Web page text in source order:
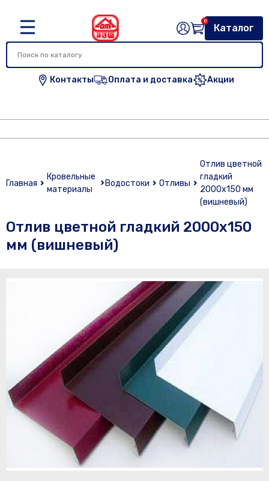
Контакты Оплата и доставка Акции
Каталог
0
Главная
Кровельные
материалы
Водостоки Отливы
Отлив цветной
гладкий
2000х150 мм
(вишневый)
Отлив цветной гладкий 2000х150
мм (вишневый)